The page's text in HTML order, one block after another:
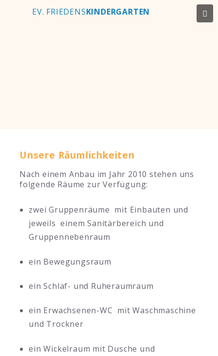
EV. FRIEDENSKINDERGARTEN
Unsere Räumlichkeiten
Nach einem Anbau im Jahr 2010 stehen uns
folgende Räume zur Verfügung:
zwei Gruppenräume mit Einbauten und
jeweils einem Sanitärbereich und
Gruppennebenraum
ein Bewegungsraum
ein Schlaf- und Ruheraumraum
ein Erwachsenen-WC mit Waschmaschine
und Trockner
ein Wickelraum mit Dusche und